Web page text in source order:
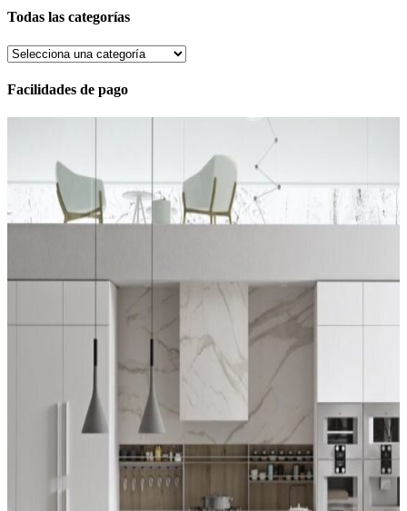
Todas las categorías
Facilidades de pago